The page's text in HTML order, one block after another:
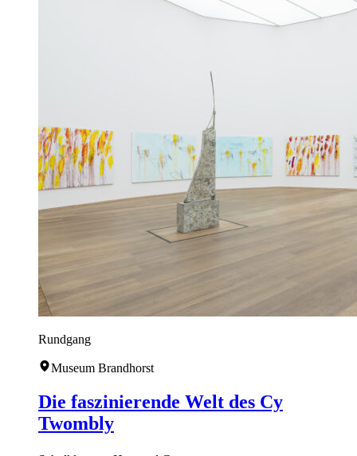
Rundgang
Museum Brandhorst
Die faszinierende Welt des Cy
Twombly